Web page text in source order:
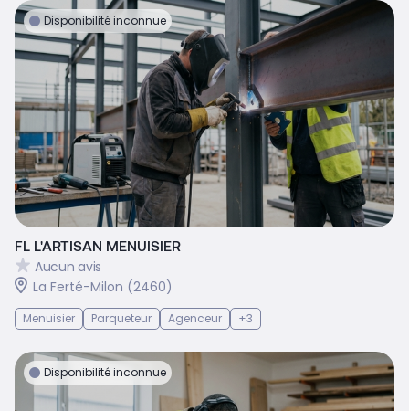
Disponibilité inconnue
FL L'ARTISAN MENUISIER
Aucun avis
La Ferté-Milon (2460)
Menuisier Parqueteur Agenceur +3
Disponibilité inconnue